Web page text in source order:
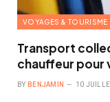
VOYAGES & TOURISME
Transport
chauffeur pour
BY BENJAMIN 10